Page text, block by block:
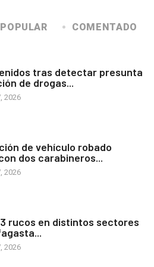
POPULAR COMENTADO
tras detectar presunta
de drogas...
2026
de vehículo robado
dos carabineros...
2026
rucos en distintos sectores
2026